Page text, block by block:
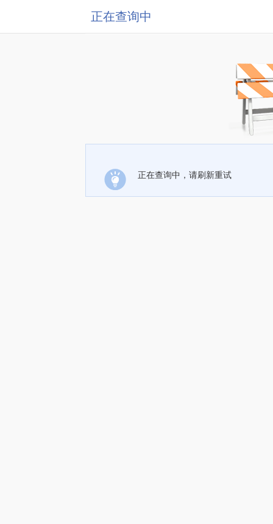
正在查询中
正在查询中，请刷新重试